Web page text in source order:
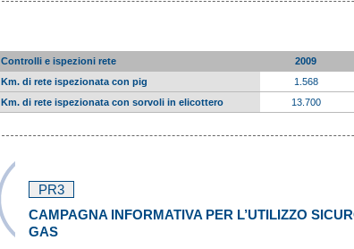
Controlli e ispezioni rete 2009
Km. di rete ispezionata con pig
1.568
Km. di rete ispezionata con sorvoli in elicottero
13.700
PR3
CAMPAGNA INFORMATIVA PER L’UTILIZZO
GAS